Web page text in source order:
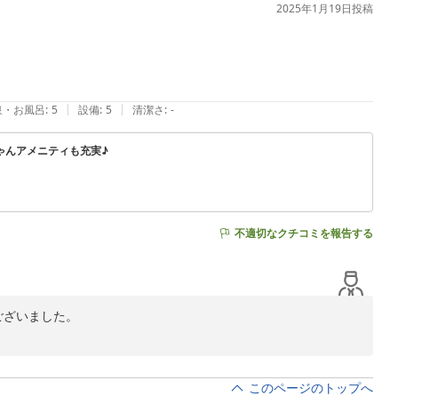
ります。
2025年1月19日投稿
お風呂: 5 | 設備: 5 | 清潔さ: -
アメニティも充実♪
不適切なクチコミを報告する
いました。
このページのトップへ